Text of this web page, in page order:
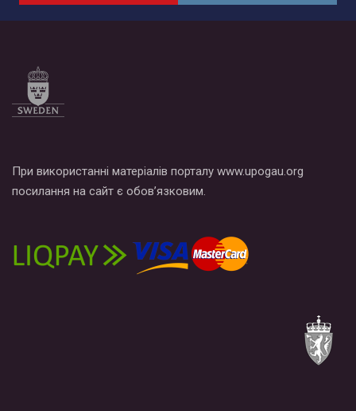
При використанні матеріалів порталу www.upogau.org
посилання на сайт є обов’язковим.